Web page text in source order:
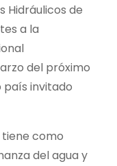
Hidráulicos de
a la
del próximo
país invitado
como
del agua y